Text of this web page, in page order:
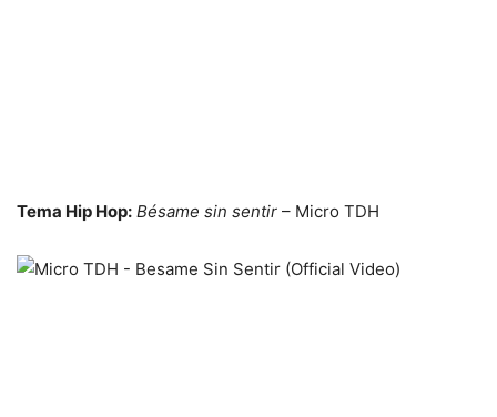
Tema Hip Hop: Bésame sin sentir – Micro TDH